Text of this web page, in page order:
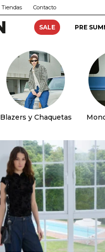
SALE PRE
Tiendas Contacto
Blazers y Chaquetas